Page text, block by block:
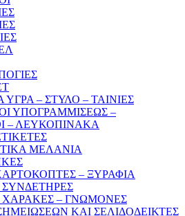
ΥΓΡΑ – ΣΤΥΛΟ – ΤΑΙΝΙΕΣ
ΥΠΟΓΡΑΜΜΙΣΕΩΣ –
– ΛΕΥΚΟΠΙΝΑΚΑ
ΜΕΛΑΝΙΑ
– ΞΥΡΑΦΙΑ
ΣΥΝΔΕΤΗΡΕΣ
ΧΑΡΑΚΕΣ – ΓΝΩΜΟΝΕΣ
ΚΑΙ ΣΕΛΙΔΟΔΕΙΚΤΕΣ